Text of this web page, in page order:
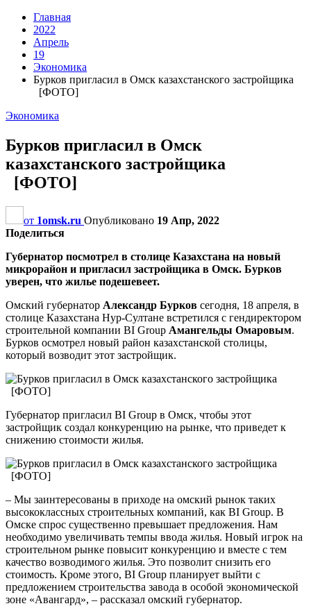
Главная
2022
Апрель
19
Экономика
Бурков пригласил в Омск казахстанского застройщика
[ФОТО]
Экономика
Бурков пригласил в Омск
казахстанского застройщика
[ФОТО]
от 1omsk.ru Опубликовано 19 Апр, 2022
Поделиться
Губернатор посмотрел в столице Казахстана на новый
микрорайон и пригласил застройщика в Омск. Бурков
уверен, что жилье подешевеет.
Омский губернатор Александр Бурков сегодня, 18 апреля, в
столице Казахстана Нур-Султане встретился с гендиректором
строительной компании BI Group Амангельды Омаровым.
Бурков осмотрел новый район казахстанской столицы,
который возводит этот застройщик.
Губернатор пригласил BI Group в Омск, чтобы этот
застройщик создал конкуренцию на рынке, что приведет к
снижению стоимости жилья.
– Мы заинтересованы в приходе на омский рынок таких
высококлассных строительных компаний, как BI Group. В
Омске спрос существенно превышает предложения. Нам
необходимо увеличивать темпы ввода жилья. Новый игрок на
строительном рынке повысит конкуренцию и вместе с тем
качество возводимого жилья. Это позволит снизить его
стоимость. Кроме этого, BI Group планирует выйти с
предложением строительства завода в особой экономической
зоне «Авангард», – рассказал омский губернатор.